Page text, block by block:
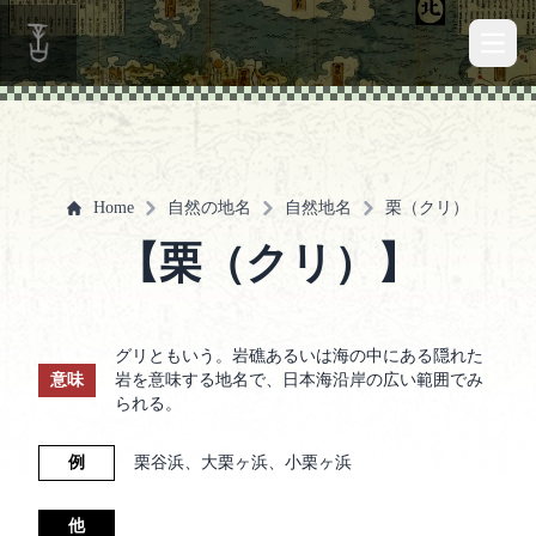
Home 自然の地名 自然地名 栗（クリ）
【栗（クリ）】
意味
グリともいう。岩礁あるいは海の中にある隠れた
岩を意味する地名で、日本海沿岸の広い範囲でみ
られる。
例 栗谷浜、大栗ヶ浜、小栗ヶ浜
他